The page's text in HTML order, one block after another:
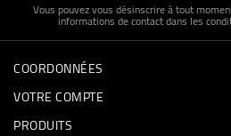
Vous pouvez vous désinscrire à tout
informations de contact dans les
COORDONNÉES
VOTRE COMPTE
PRODUITS